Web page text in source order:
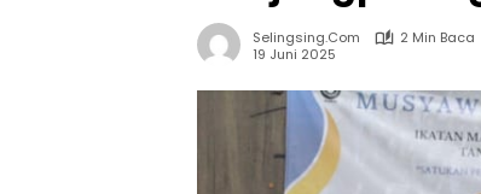
Selingsing.com
2 Min Baca
19 Juni 2025